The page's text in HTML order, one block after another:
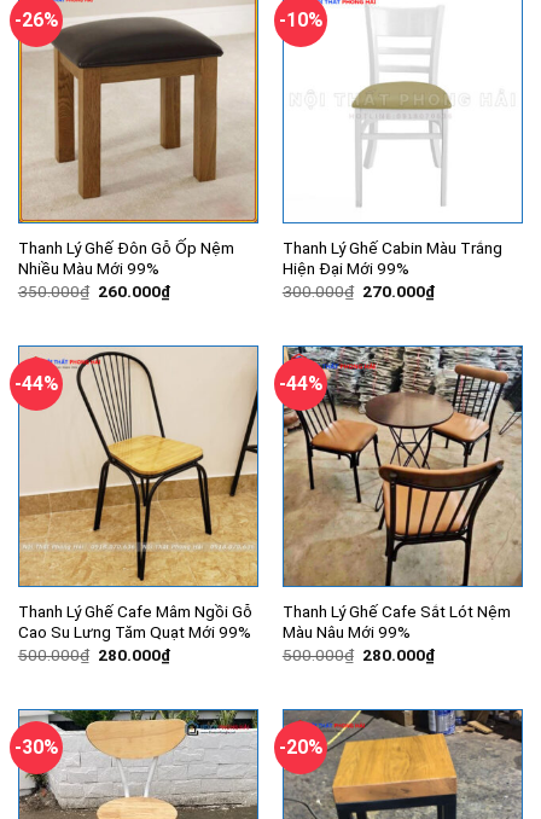
-26%
Thanh Lý Ghế Đôn Gỗ Ốp Nệm
Nhiều Màu Mới 99%
350.000₫ Giá
260.000₫Giá
hiện
260.000₫.
-10%
Thanh Lý Ghế Cabin Màu Trắng
Hiện Đại Mới 99%
300.000₫ Giá
270.000₫Giá
hiện
270.000₫.
-44%
Thanh Lý Ghế Cafe Mâm Ngồi Gỗ
Cao Su Lưng Tăm Quạt Mới 99%
500.000₫ Giá
280.000₫Giá
hiện
280.000₫.
-44%
Thanh Lý Ghế Cafe Sắt Lót Nệm
Màu Nâu Mới 99%
500.000₫ Giá
280.000₫Giá
hiện
280.000₫.
-30% -20%